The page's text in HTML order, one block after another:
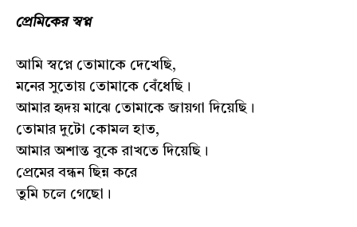
প্রেমিকের স্বপ্ন
আমি স্বপ্নে তোমাকে দেখেছি,
মনের সুতোয় তোমাকে বেঁধেছি।
আমার হৃদয় মাঝে তোমাকে জায়গা দিয়েছি।
তোমার দুটো কোমল হাত,
আমার অশান্ত বুকে রাখতে দিয়েছি।
প্রেমের বন্ধন ছিন্ন করে
তুমি চলে গেছো।